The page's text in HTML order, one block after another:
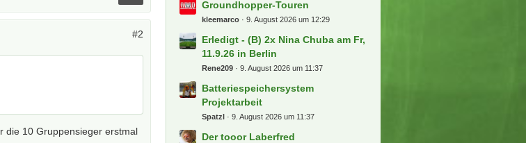
#2
die 10 Gruppensieger erstmal
Groundhopper-Touren
kleemarco 9. August 2026 um 12:29
Erledigt - (B) 2x Nina Chuba am Fr,
11.9.26 in Berlin
Rene209 9. August 2026 um 11:37
Batteriespeichersystem
Projektarbeit
Spatzl 9. August 2026 um 11:37
Der tooor Laberfred